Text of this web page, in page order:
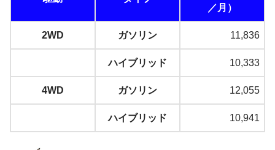
／月）
2WD ガソリン 11,836
ハイブリッド 10,333
4WD ガソリン 12,055
ハイブリッド 10,941